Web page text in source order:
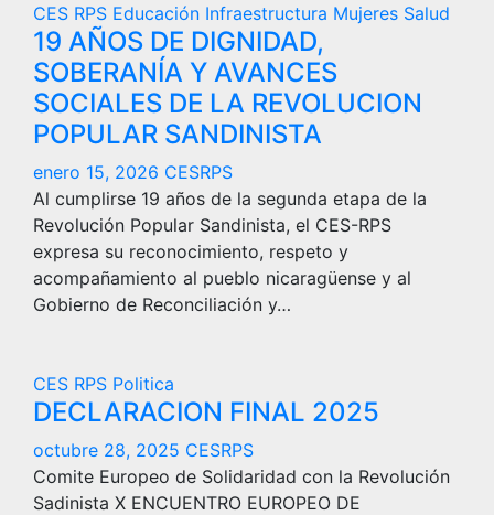
CES RPS Educación Infraestructura Mujeres Salud
19 AÑOS DE DIGNIDAD,
SOBERANÍA Y AVANCES
SOCIALES DE LA REVOLUCION
POPULAR SANDINISTA
enero 15, 2026 CESRPS
Al cumplirse 19 años de la segunda etapa de la
Revolución Popular Sandinista, el CES-RPS
expresa su reconocimiento, respeto y
acompañamiento al pueblo nicaragüense y al
Gobierno de Reconciliación y…
CES RPS Politica
DECLARACION FINAL 2025
octubre 28, 2025 CESRPS
Comite Europeo de Solidaridad con la Revolución
Sadinista X ENCUENTRO EUROPEO DE